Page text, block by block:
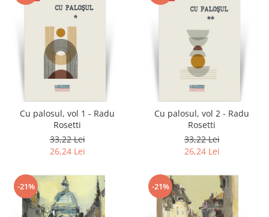
Cu palosul, vol 1 - Radu
Rosetti
33,22 Lei
26,24 Lei
Cu palosul, vol 2 - Radu
Rosetti
33,22 Lei
26,24 Lei
-21% -21%